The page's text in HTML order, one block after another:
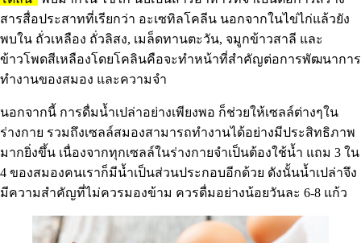
สารสื่อประสาทที่เรียกว่า อะเซทิลโคลีน นอกจากในไข่ไก่แล้วยัง
พบใน ถั่วเหลือง ถั่วลิสง, เมล็ดทานตะวัน, จมูกข้าวสาลี และ
ข้าวโพดสีเหลืองโดยโคลินคือจะทำหน้าที่สำคัญต่อการพัฒนาการ
ทำงานของสมอง และความจำ
นอกจากนี้ การดื่มน้ำเปล่าอย่างเพียงพอ ก็ช่วยให้เซลล์ต่างๆใน
ร่างกาย รวมถึงเซลล์สมองสามารถทำงานได้อย่างมีประสิทธิภาพ
มากยิ่งขึ้น เนื่องจากทุกเซลล์ในร่างกายจำเป็นต้องใช้น้ำ แถม 3 ใน
4 ของสมองคนเราก็มีน้ำเป็นส่วนประกอบอีกด้วย ดังนั้นน้ำเปล่าจึง
มีความสำคัญที่ไม่ควรมองข้าม ควรดื่มอย่างน้อยวันละ 6-8 แก้ว